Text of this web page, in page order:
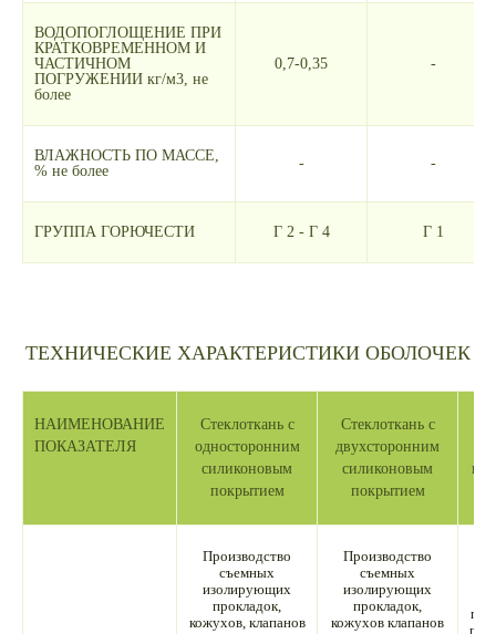
ВОДОПОГЛОЩЕНИЕ ПРИ
КРАТКОВРЕМЕННОМ И
ЧАСТИЧНОМ
ПОГРУЖЕНИИ кг/м3, не
более
0,7-0,35 -
ВЛАЖНОСТЬ ПО МАССЕ,
% не более
- -
ГРУППА ГОРЮЧЕСТИ Г 2 - Г 4 Г 1
ТЕХНИЧЕСКИЕ ХАРАКТЕРИСТИКИ ОБОЛОЧЕК
НАИМЕНОВАНИЕ
ПОКАЗАТЕЛЯ
Стеклоткань с
односторонним
силиконовым
покрытием
Стеклоткань с
двухсторонним
силиконовым
покрытием
Производство
съемных
изолирующих
прокладок,
кожухов, клапанов
Производство
съемных
изолирующих
прокладок,
кожухов клапанов